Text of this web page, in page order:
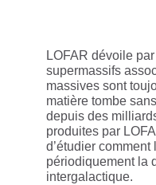
LOFAR dévoile
supermassifs
massives sont
matière tombe
depuis des
produites par
d’étudier
périodiquement la
intergalactique.